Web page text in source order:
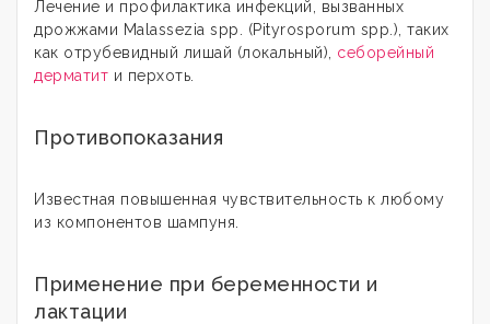
Лечение и профилактика инфекций, вызванных
дрожжами Malassezia spp. (Pityrosporum spp.), таких
как отрубевидный лишай (локальный), себорейный
дерматит и перхоть.
Противопоказания
Известная повышенная чувствительность к любому
из компонентов шампуня.
Применение при беременности и
лактации